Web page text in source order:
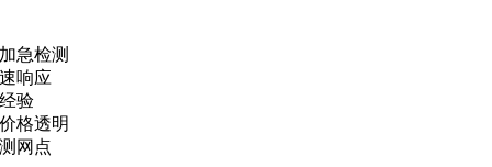
急检测
响应
验
格透明
网点